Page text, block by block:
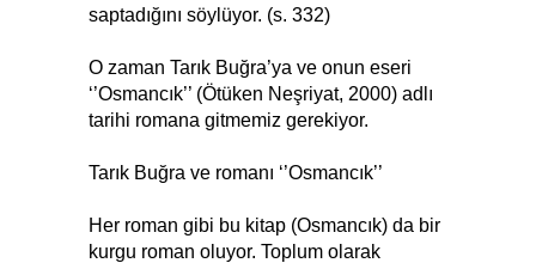
saptadığını söylüyor. (s. 332)
O zaman Tarık Buğra’ya ve onun eseri
‘’Osmancık’’ (Ötüken Neşriyat, 2000) adlı
tarihi romana gitmemiz gerekiyor.
Tarık Buğra ve romanı ‘’Osmancık’’
Her roman gibi bu kitap (Osmancık) da bir
kurgu roman oluyor. Toplum olarak